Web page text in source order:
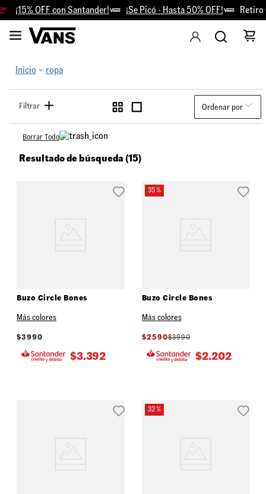
¡15% OFF con Santander! ¡Se Picó - Hasta 50% OFF! Retiro
Inicio ropa
Filtrar Ordenar por
Borrar Todo
Resultado de búsqueda (15)
Buzo Circle Bones
Más colores
$3990
$3.392
35 %
Buzo Circle Bones
Más colores
$2590$3990
$2.202
32 %